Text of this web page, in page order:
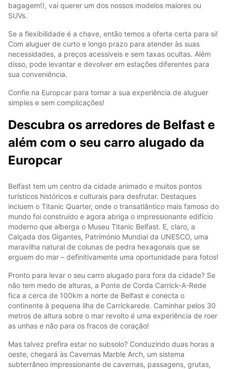
bagagem!), vai querer um dos nossos modelos maiores ou
SUVs.
Se a flexibilidade é a chave, então temos a oferta certa para si!
Com aluguer de curto e longo prazo para atender às suas
necessidades, a preços acessíveis e sem taxas ocultas. Além
disso, pode levantar e devolver em estações diferentes para
sua conveniência.
Confie na Europcar para tornar a sua experiência de aluguer
simples e sem complicações!
Descubra os arredores de Belfast e
além com o seu carro alugado da
Europcar
Belfast tem um centro da cidade animado e muitos pontos
turísticos históricos e culturais para desfrutar. Destaques
incluem o Titanic Quarter, onde o transatlântico mais famoso do
mundo foi construído e agora abriga o impressionante edifício
moderno que alberga o Museu Titanic Belfast. E, claro, a
Calçada dos Gigantes, Património Mundial da UNESCO, uma
maravilha natural de colunas de pedra hexagonais que se
erguem do mar – definitivamente uma oportunidade para fotos!
Pronto para levar o seu carro alugado para fora da cidade? Se
não tem medo de alturas, a Ponte de Corda Carrick-A-Rede
fica a cerca de 100km a norte de Belfast e conecta o
continente à pequena ilha de Carrickarede. Caminhar pelos 30
metros de altura sobre o mar revolto é uma experiência de roer
as unhas e não para os fracos de coração!
Mas talvez prefira estar no subsolo? Conduzindo duas horas a
oeste, chegará às Cavernas Marble Arch, um sistema
subterrâneo impressionante de cavernas, passagens, grutas,